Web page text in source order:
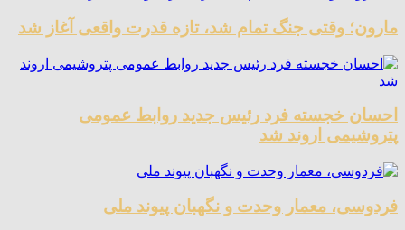
مارون؛ وقتی جنگ تمام شد، تازه قدرت واقعی آغاز شد
احسان خجسته فرد رئیس جدید روابط عمومی
پتروشیمی اروند شد
فردوسی، معمار وحدت و نگهبان پیوند ملی